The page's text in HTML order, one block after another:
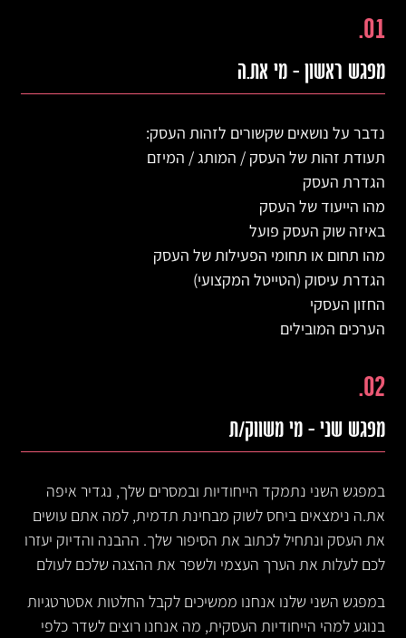
01.
מפגש ראשון – מי את.ה
נדבר על נושאים שקשורים לזהות העסק:
תעודת זהות של העסק / המותג / המיזם
הגדרת העסק
מהו הייעוד של העסק
באיזה שוק העסק פועל
מהו תחום או תחומי הפעילות של העסק
הגדרת עיסוק (הטייטל המקצועי)
החזון העסקי
הערכים המובילים
02.
מפגש שני – מי משווק/ת
במפגש השני נתמקד הייחודיות ובמסרים שלך, נגדיר איפה
את.ה נימצאים ביחס לשוק מבחינת תדמית, למה אתם עושים
את העסק ונתחיל לכתוב את הסיפור שלך. ההבנה והדיוק יעזרו
לכם לעלות את הערך העצמי ולשפר את ההצגה שלכם לעולם
במפגש השני שלנו אנחנו ממשיכים לקבל החלטות אסטרטגיות
בנוגע למהי הייחודיות העסקית, מה אנחנו רוצים לשדר כלפי